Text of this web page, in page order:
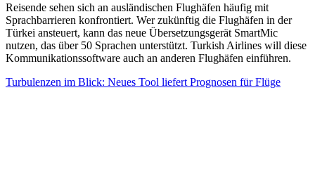
Reisende sehen sich an ausländischen Flughäfen häufig mit
Sprachbarrieren konfrontiert. Wer zukünftig die Flughäfen in der
Türkei ansteuert, kann das neue Übersetzungsgerät SmartMic
nutzen, das über 50 Sprachen unterstützt. Turkish Airlines will diese
Kommunikationssoftware auch an anderen Flughäfen einführen.
Turbulenzen im Blick: Neues Tool liefert Prognosen für Flüge